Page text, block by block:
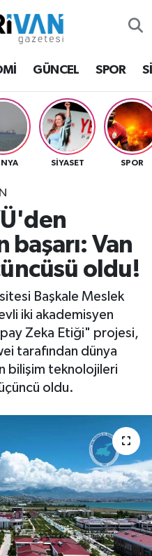
GÜNCEL SPOR
SİYASET SPOR
başarı: Van
oldu!
Başkale Meslek
iki akademisyen
Zeka Etiği" projesi,
tarafından dünya
bilişim teknolojileri
oldu.
ve Fikstür